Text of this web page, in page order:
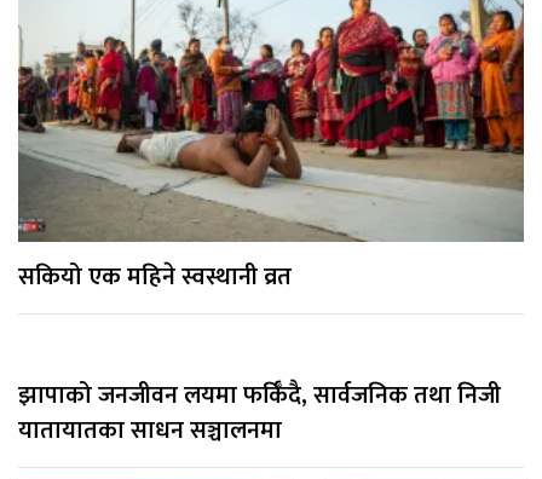
सकियो एक महिने स्वस्थानी व्रत
झापाको जनजीवन लयमा फर्किँदै, सार्वजनिक तथा निजी
यातायातका साधन सञ्चालनमा